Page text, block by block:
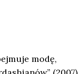
modę,